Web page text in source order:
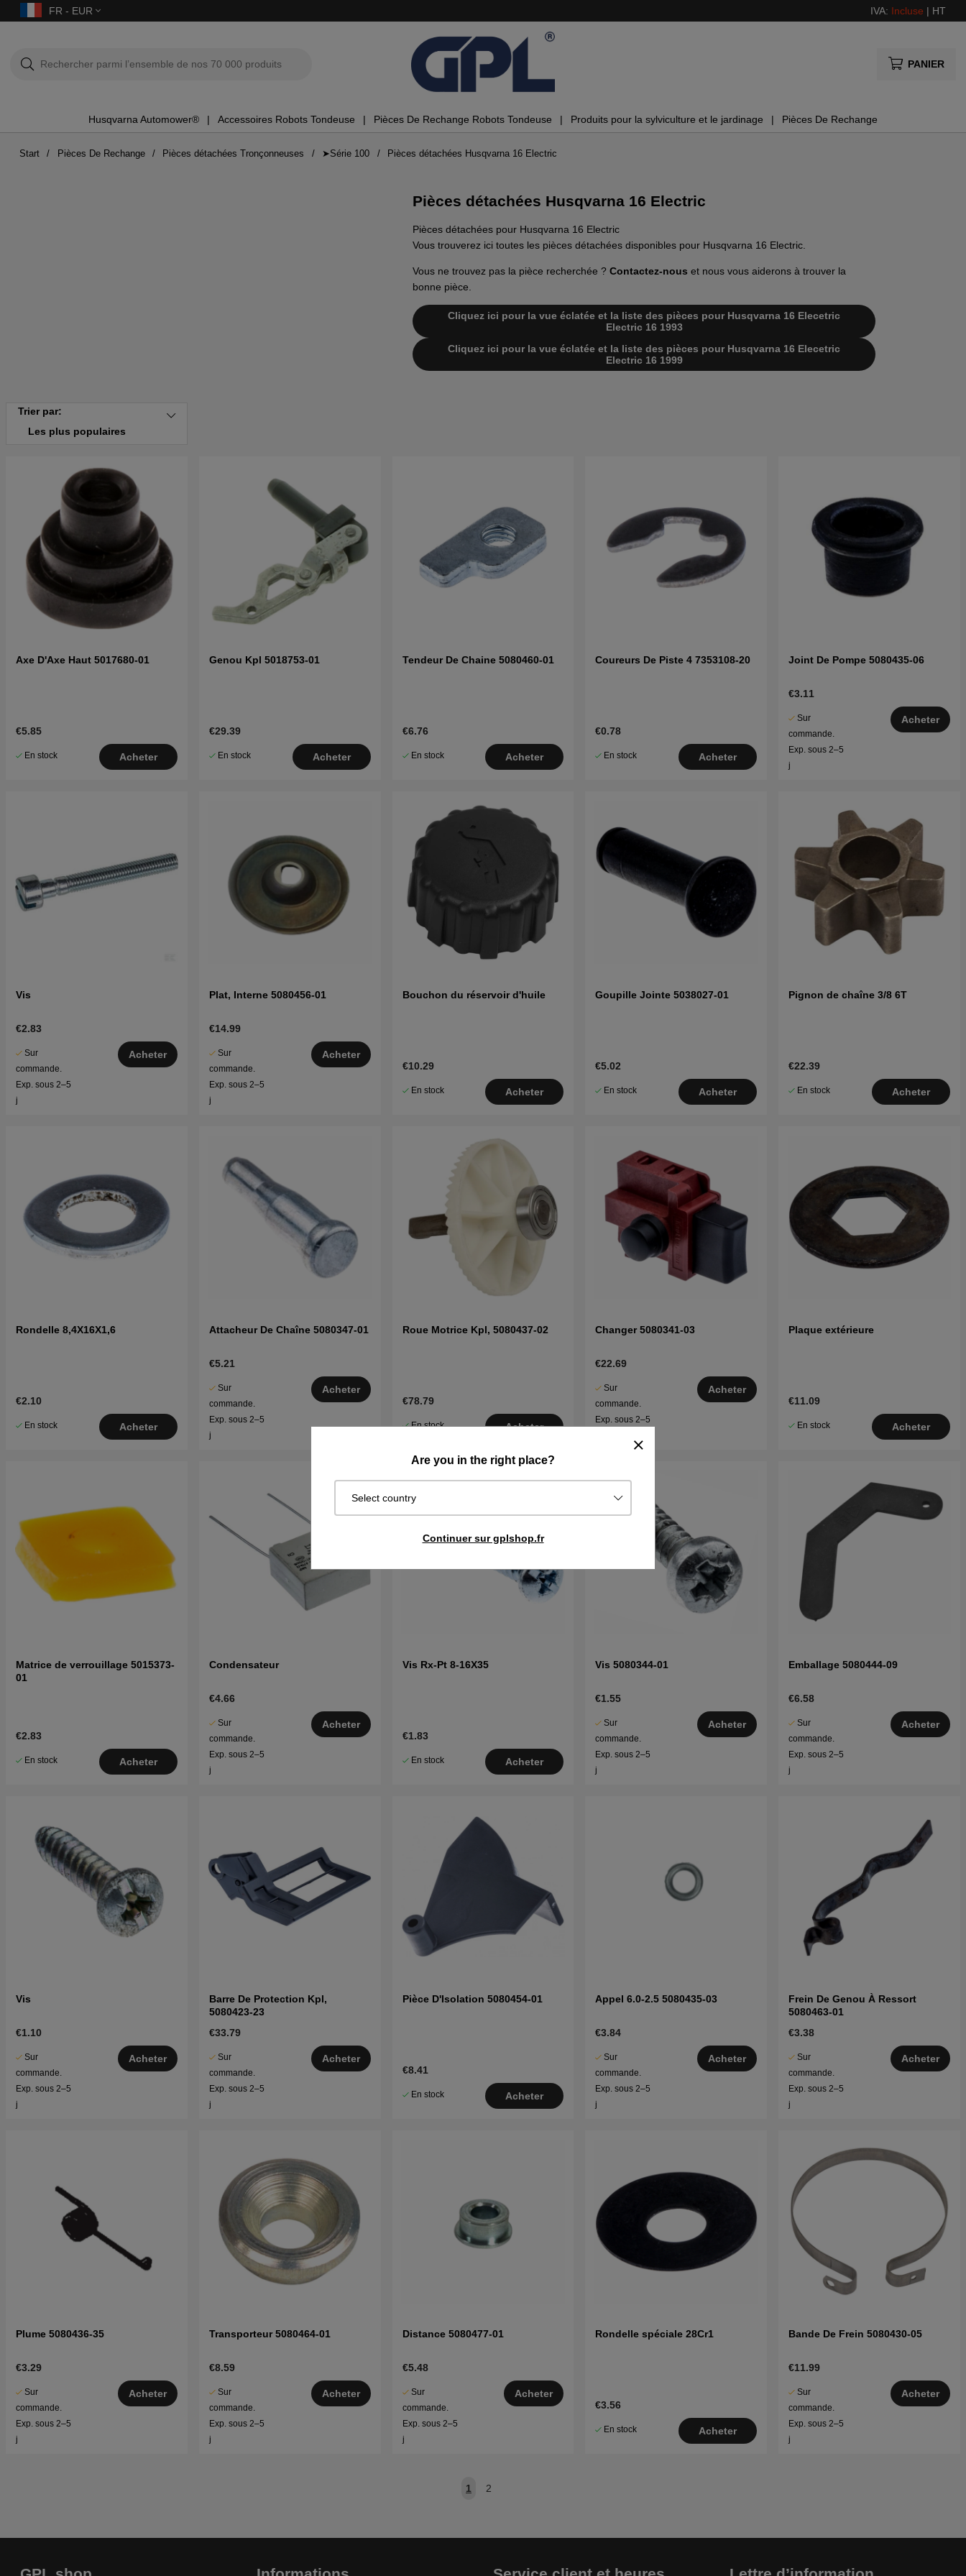
FR - EUR IVA: Incluse | HT
PANIER
Husqvarna Automower® Accessoires Robots Tondeuse Pièces De Rechange Robots Tondeuse Produits pour la sylviculture et le jardinage Pièces De Rechange
Are you in the right place?
Select country
Continuer sur gplshop.fr
Start Pièces De Rechange Pièces détachées Tronçonneuses ➤Série 100 Pièces détachées Husqvarna 16 Electric
Pièces détachées Husqvarna 16 Electric
Pièces détachées pour Husqvarna 16 Electric
Vous trouverez ici toutes les pièces détachées disponibles pour Husqvarna 16 Electric.
Vous ne trouvez pas la pièce recherchée ? Contactez-nous et nous vous aiderons à trouver la
bonne pièce.
Cliquez ici pour la vue éclatée et la liste des pièces pour Husqvarna 16 Elecetric
Electric 16 1993
Cliquez ici pour la vue éclatée et la liste des pièces pour Husqvarna 16 Elecetric
Electric 16 1999
Trier par:
Les plus populaires
Axe D'Axe Haut 5017680-01
€5.85
En stock Acheter
Genou Kpl 5018753-01
€29.39
En stock Acheter
Tendeur De Chaine 5080460-01
€6.76
En stock Acheter
Coureurs De Piste 4 7353108-20
€0.78
En stock Acheter
Joint De Pompe 5080435-06
€3.11
Sur
commande.
Exp. sous 2–5
j
Acheter
Vis
€2.83
Sur
commande.
Exp. sous 2–5
j
Acheter
Plat, Interne 5080456-01
€14.99
Sur
commande.
Exp. sous 2–5
j
Acheter
Bouchon du réservoir d'huile
€10.29
En stock Acheter
Goupille Jointe 5038027-01
€5.02
En stock Acheter
Pignon de chaîne 3/8 6T
€22.39
En stock Acheter
Rondelle 8,4X16X1,6
€2.10
En stock Acheter
Attacheur De Chaîne 5080347-01
€5.21
Sur
commande.
Exp. sous 2–5
j
Acheter
Roue Motrice Kpl, 5080437-02
€78.79
En stock Acheter
Changer 5080341-03
€22.69
Sur
commande.
Exp. sous 2–5
Acheter
Plaque extérieure
€11.09
En stock Acheter
Matrice de verrouillage 5015373-
01
€2.83
En stock Acheter
Condensateur
€4.66
Sur
commande.
Exp. sous 2–5
j
Acheter
Vis Rx-Pt 8-16X35
€1.83
En stock Acheter
Vis 5080344-01
€1.55
Sur
commande.
Exp. sous 2–5
j
Acheter
Emballage 5080444-09
€6.58
Sur
commande.
Exp. sous 2–5
j
Acheter
Vis
€1.10
Sur
commande.
Exp. sous 2–5
j
Acheter
Barre De Protection Kpl,
5080423-23
€33.79
Sur
commande.
Exp. sous 2–5
j
Acheter
Pièce D'Isolation 5080454-01
€8.41
En stock Acheter
Appel 6.0-2.5 5080435-03
€3.84
Sur
commande.
Exp. sous 2–5
j
Acheter
Frein De Genou À Ressort
5080463-01
€3.38
Sur
commande.
Exp. sous 2–5
j
Acheter
Plume 5080436-35
€3.29
Sur
commande.
Exp. sous 2–5
j
Acheter
Transporteur 5080464-01
€8.59
Sur
commande.
Exp. sous 2–5
j
Acheter
Distance 5080477-01
€5.48
Sur
commande.
Exp. sous 2–5
j
Acheter
Rondelle spéciale 28Cr1
€3.56
En stock Acheter
Bande De Frein 5080430-05
€11.99
Sur
commande.
Exp. sous 2–5
j
Acheter
1 2